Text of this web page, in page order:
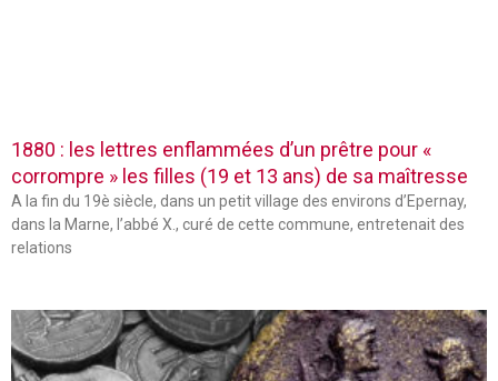
1880 : les lettres enflammées d’un prêtre pour «
corrompre » les filles (19 et 13 ans) de sa maîtresse
A la fin du 19è siècle, dans un petit village des environs d’Epernay,
dans la Marne, l’abbé X., curé de cette commune, entretenait des
relations